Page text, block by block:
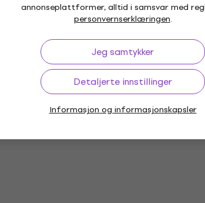
annonseplattformer, alltid i samsvar med
personvernserklæringen.
Jeg samtykker
Detaljerte innstillinger
Informasjon og informasjonskapsler
Vinyl LP-plater Musikkhetter